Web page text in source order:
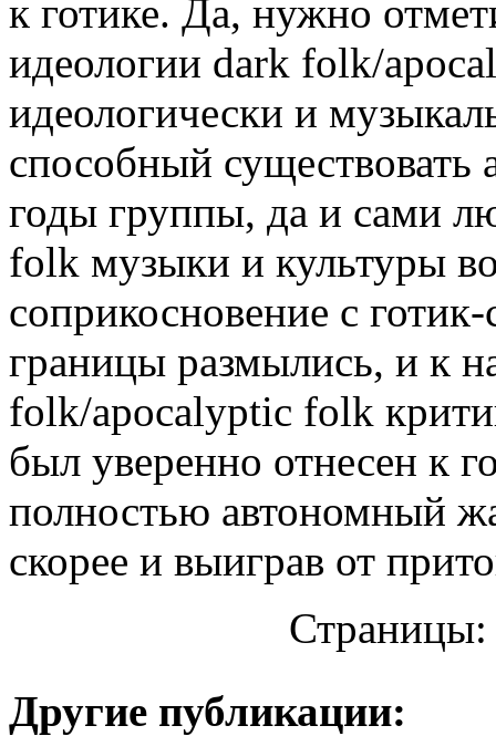
к готике. Да, нужно
идеологии dark folk/
идеологически и
способный
годы группы, да и сами
folk музыки и культуры
соприкосновение с
границы размылись, и к
folk/apocalyptic folk
был уверенно отнесен к
полностью автономный
скорее и выиграв от
Другие публикации: